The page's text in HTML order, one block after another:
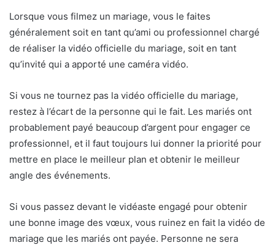
Lorsque vous filmez un mariage, vous le faites
généralement soit en tant qu’ami ou professionnel chargé
de réaliser la vidéo officielle du mariage, soit en tant
qu’invité qui a apporté une caméra vidéo.
Si vous ne tournez pas la vidéo officielle du mariage,
restez à l’écart de la personne qui le fait. Les mariés ont
probablement payé beaucoup d’argent pour engager ce
professionnel, et il faut toujours lui donner la priorité pour
mettre en place le meilleur plan et obtenir le meilleur
angle des événements.
Si vous passez devant le vidéaste engagé pour obtenir
une bonne image des vœux, vous ruinez en fait la vidéo de
mariage que les mariés ont payée. Personne ne sera